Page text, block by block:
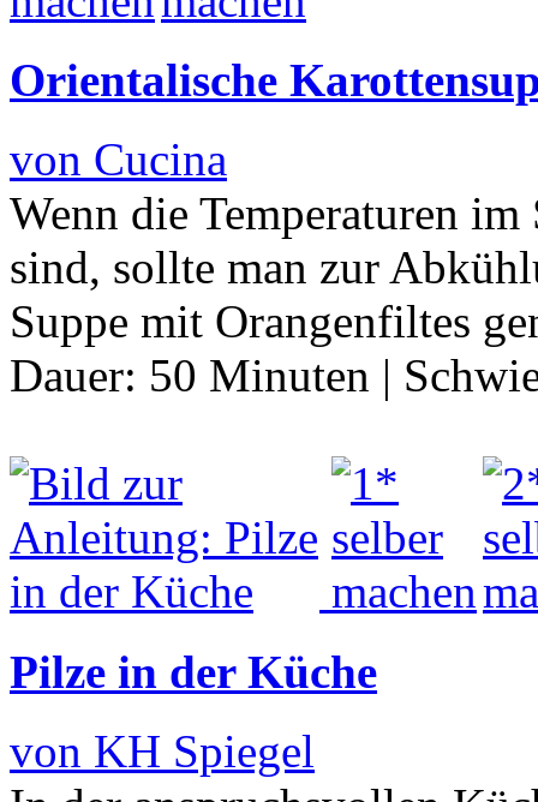
Orientalische
von Cucina
Wenn die Temperaturen
sind, sollte man zur
Suppe mit Orangenfiltes
Dauer: 50 Minuten |
Pilze in der Küche
von KH Spiegel